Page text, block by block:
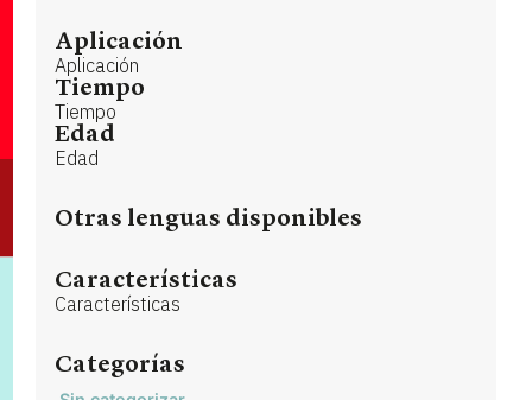
Aplicación
Aplicación
Tiempo
Tiempo
Edad
Edad
Otras lenguas disponibles
Características
Características
Categorías